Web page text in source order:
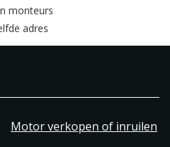
monteurs
adres
Motor verkopen of inruilen